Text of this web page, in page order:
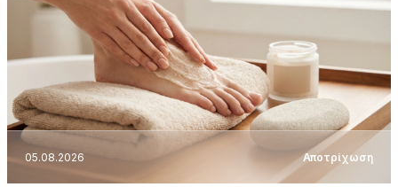
05.08.2026 Αποτρίχωση